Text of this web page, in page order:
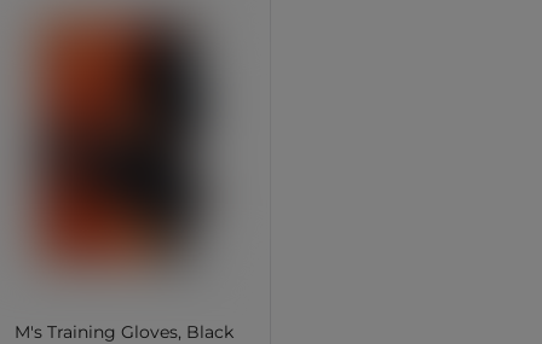
M's Training Gloves, Black